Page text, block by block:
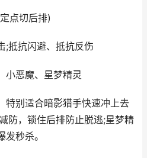
点切后排)
抗闪避、抵抗反伤
恶魔、星梦精灵
别适合暗影猎手快速冲上去
防，锁住后排防止脱逃;星梦精
秒杀。